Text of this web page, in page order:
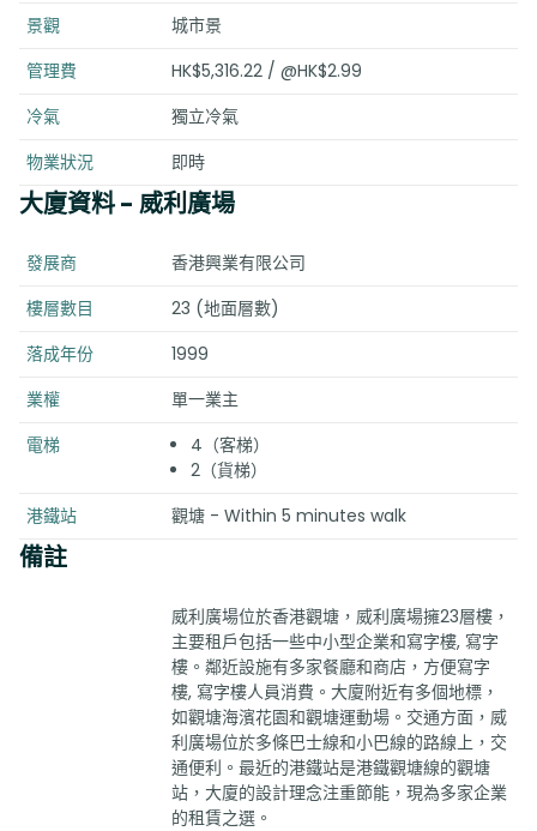
景觀
城市景
管理費
HK$5,316.22 / @HK$2.99
冷氣
獨立冷氣
物業狀況
即時
大廈資料- 威利廣場
發展商
香港興業有限公司
樓層數目
23 (地面層數)
落成年份
1999
業權
單一業主
電梯
4（客梯）
2（貨梯）
港鐵站
觀塘 - Within 5 minutes walk
備註
威利廣場位於香港觀塘，威利廣場擁23層樓，
主要租戶包括一些中小型企業和寫字樓, 寫字
樓。鄰近設施有多家餐廳和商店，方便寫字
樓, 寫字樓人員消費。大廈附近有多個地標，
如觀塘海濱花園和觀塘運動場。交通方面，威
利廣場位於多條巴士線和小巴線的路線上，交
通便利。最近的港鐵站是港鐵觀塘線的觀塘
站，大廈的設計理念注重節能，現為多家企業
的租賃之選。